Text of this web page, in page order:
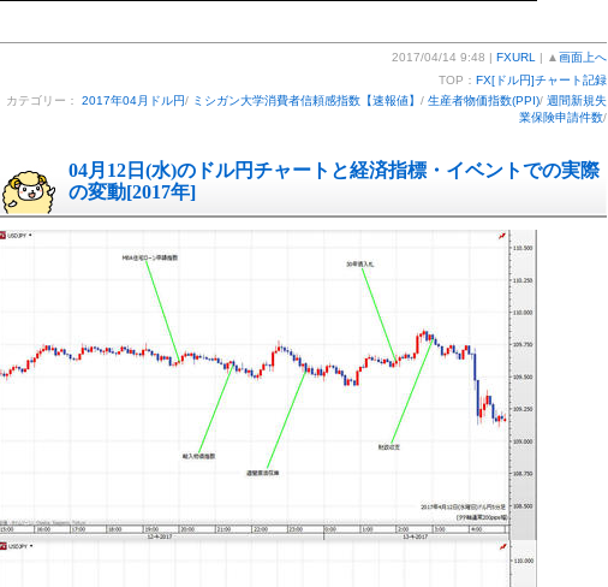
2017/04/14 9:48 | FXURL | ▲ 画面上へ
TOP： FX[ドル円]チャート記録
カテゴリー： 2017年04月ドル円/ ミシガン大学消費者信頼感指数【速報値】 / 生産者物価指数(PPI)/ 週間新規失
業保険申請件数/
04月12日(水)のドル円チャートと経済指標・イベントでの実際
の変動[2017年]